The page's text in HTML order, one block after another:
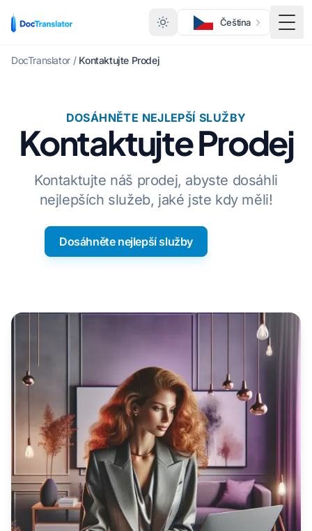
Čeština
DocTranslator / Kontaktujte Prodej
DOSÁHNĚTE NEJLEPŠÍ SLUŽBY
Kontaktujte Prodej
Kontaktujte náš prodej, abyste dosáhli
nejlepších služeb, jaké jste kdy měli!
Dosáhněte nejlepší služby